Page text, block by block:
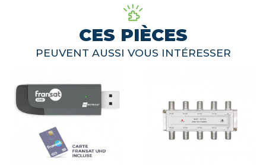
CES PIÈCES
PEUVENT AUSSI VOUS INTÉRESSER